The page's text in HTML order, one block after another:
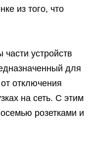
из того, что
устройств
для
отключения
на сеть. С этим
розетками и